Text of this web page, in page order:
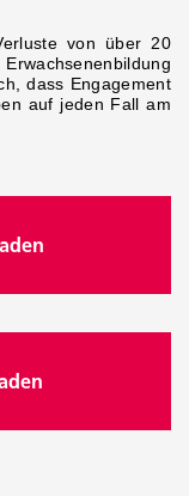
von über 20
dass Engagement
auf jeden Fall am